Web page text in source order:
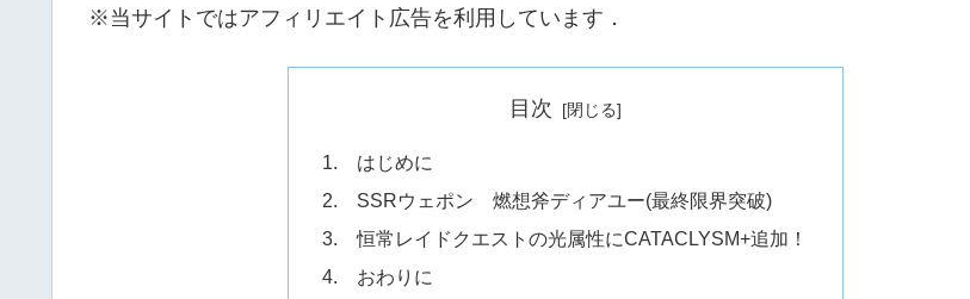
※当サイトではアフィリエイト広告を利用しています．
目次
1. はじめに
2. SSRウェポン 燃想斧ディアユー(最終限界突破)
3. 恒常レイドクエストの光属性にCATACLYSM+追加！
4. おわりに